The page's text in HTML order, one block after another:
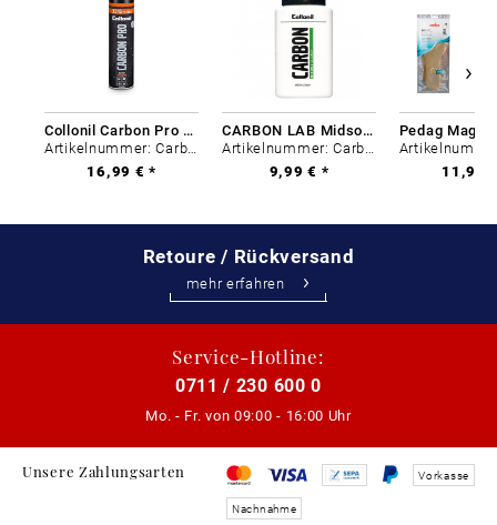
Collonil Carbon Pro 400 ml
Artikelnummer: Carbon-0
16,99 € *
CARBON LAB Midsole Cleaner
Artikelnummer: Carbon-0
9,99 € *
11,99
Retoure / Rückversand
mehr erfahren
Service-Hotline:
0711 / 230 600 0
Mo. - Fr. von 09:00 - 16:00 Uhr
Unsere Zahlungsarten Vorkasse
Nachnahme